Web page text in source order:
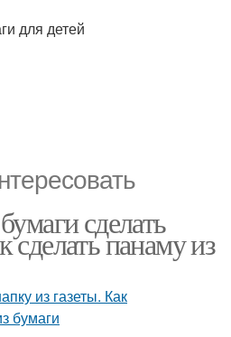
для детей
сделать
сделать панаму из